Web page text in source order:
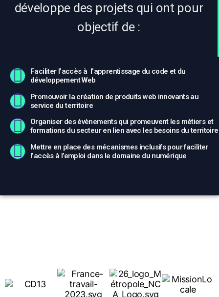
développe des projets qui ont pour
objectif de :
Faciliter l’accès à l’apprentissage du code et du
développement Web
Promouvoir la création de produits web innovants au
service du territoire
Organiser des évènements qui promeuvent les métiers et
formations du secteur en lien avec les besoins du territoire
Mettre en place des mécanismes inclusifs pour faciliter
l’accès à l’emploi dans le domaine du numérique